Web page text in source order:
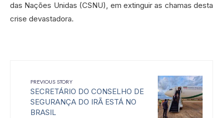
das Nações Unidas (CSNU), em extinguir as chamas desta
crise devastadora.
PREVIOUS STORY
SECRETÁRIO DO CONSELHO DE
SEGURANÇA DO IRÃ ESTÁ NO
BRASIL